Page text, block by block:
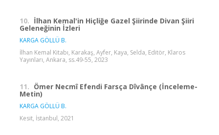
10. İlhan Kemal'in Hiçliğe Gazel Şiirinde Divan Şiiri
Geleneğinin İzleri
KARGA GÖLLÜ B.
İlhan Kemal Kitabı, Karakaş, Ayfer, Kaya, Selda, Editör, Klaros
Yayınları, Ankara, ss.49-55, 2023
11. Ömer Necmî Efendi Farsça Dîvânçe (İnceleme-
Metin)
KARGA GÖLLÜ B.
Kesit, İstanbul, 2021